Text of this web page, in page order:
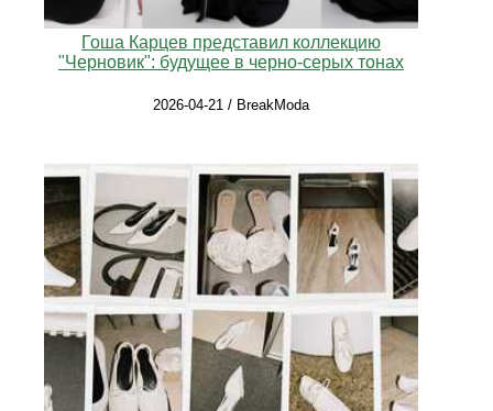
Гоша Карцев представил коллекцию
"Черновик": будущее в черно-серых тонах
2026-04-21 / BreakModa